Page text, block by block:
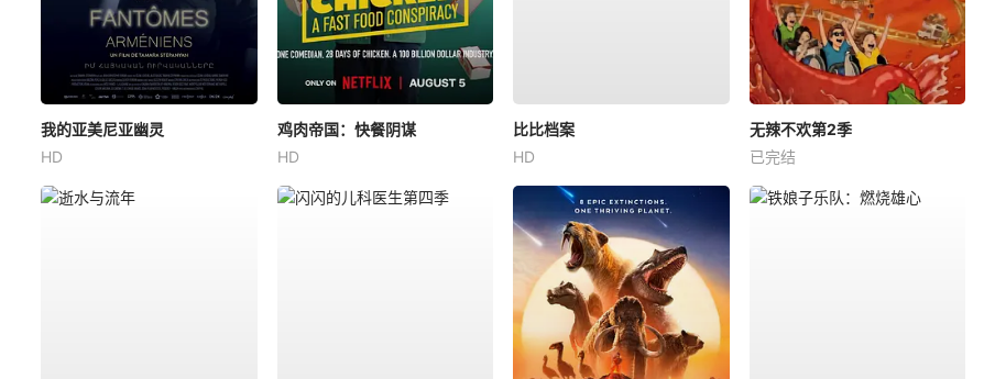
我的亚美尼亚幽灵
HD
鸡肉帝国：快餐阴谋
HD
比比档案
HD
无辣不欢第2季
已完结